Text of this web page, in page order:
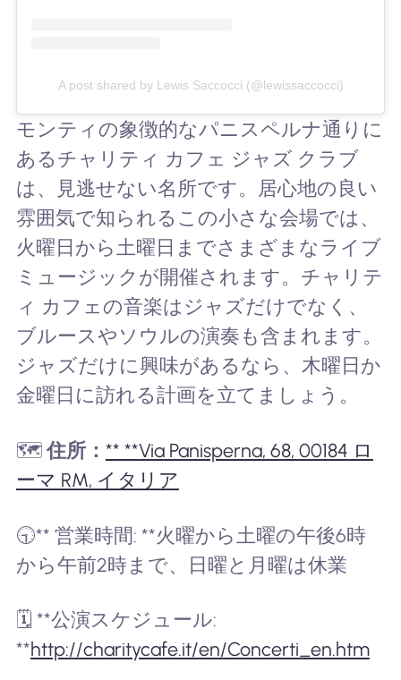
A post shared by Lewis Saccocci (@lewissaccocci)
モンティの象徴的なパニスペルナ通りに
あるチャリティ カフェ ジャズ クラブ
は、見逃せない名所です。居心地の良い
雰囲気で知られるこの小さな会場では、
火曜日から土曜日までさまざまなライブ
ミュージックが開催されます。チャリテ
ィ カフェの音楽はジャズだけでなく、
ブルースやソウルの演奏も含まれます。
ジャズだけに興味があるなら、木曜日か
金曜日に訪れる計画を立てましょう。
🗺️ 住所： ** **Via Panisperna, 68, 00184 ロ
ーマ RM, イタリア
🕤** 営業時間: **火曜から土曜の午後6時
から午前2時まで、日曜と月曜は休業
🗓️ **公演スケジュール:
**http://charitycafe.it/en/Concerti_en.htm